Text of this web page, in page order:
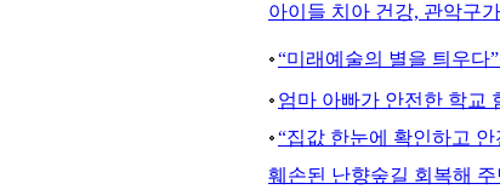
아이들 치아 건강, 관악구
“미래예술의 별을 틔우다
엄마 아빠가 안전한 학교
“집값 한눈에 확인하고
훼손된 난향숲길 회복해